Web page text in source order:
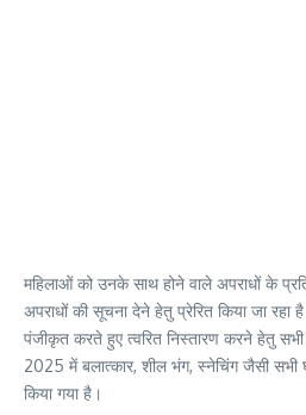
महिलाओं को उनके साथ होने वाले अपराधों के
अपराधों की सूचना देने हेतु प्रेरित किया जा रहा
पंजीकृत करते हुए त्वरित निस्तारण करने हेतु सभी
2025 में बलात्कार, शील भंग, स्नेचिंग जैसी
किया गया है।